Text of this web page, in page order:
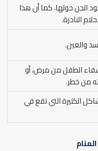
الجن حولها، كما أن هذا
النادرة.
والعين.
الطفل من مرض، أو
من خطر.
الكثيرة التي تقع في